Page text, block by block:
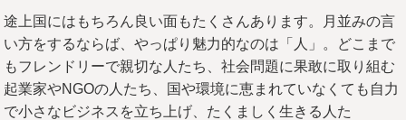
途上国にはもちろん良い面もたくさんあります。月並みの言
い方をするならば、やっぱり魅力的なのは「人」。どこまで
もフレンドリーで親切な人たち、社会問題に果敢に取り組む
起業家やNGOの人たち、国や環境に恵まれていなくても自力
で小さなビジネスを立ち上げ、たくましく生きる人た